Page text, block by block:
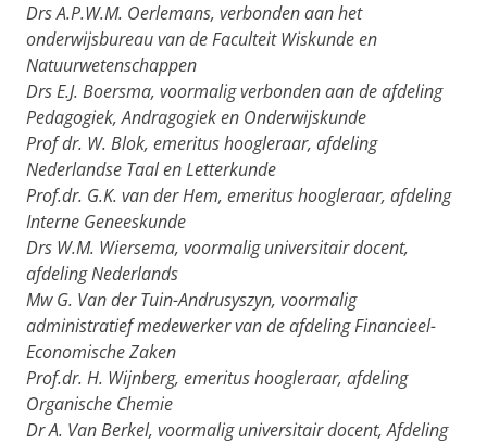
Drs A.P.W.M. Oerlemans, verbonden aan het
onderwijsbureau van de Faculteit Wiskunde en
Natuurwetenschappen
Drs E.J. Boersma, voormalig verbonden aan de afdeling
Pedagogiek, Andragogiek en Onderwijskunde
Prof dr. W. Blok, emeritus hoogleraar, afdeling
Nederlandse Taal en Letterkunde
Prof.dr. G.K. van der Hem, emeritus hoogleraar, afdeling
Interne Geneeskunde
Drs W.M. Wiersema, voormalig universitair docent,
afdeling Nederlands
Mw G. Van der Tuin-Andrusyszyn, voormalig
administratief medewerker van de afdeling Financieel-
Economische Zaken
Prof.dr. H. Wijnberg, emeritus hoogleraar, afdeling
Organische Chemie
Dr A. Van Berkel, voormalig universitair docent, Afdeling